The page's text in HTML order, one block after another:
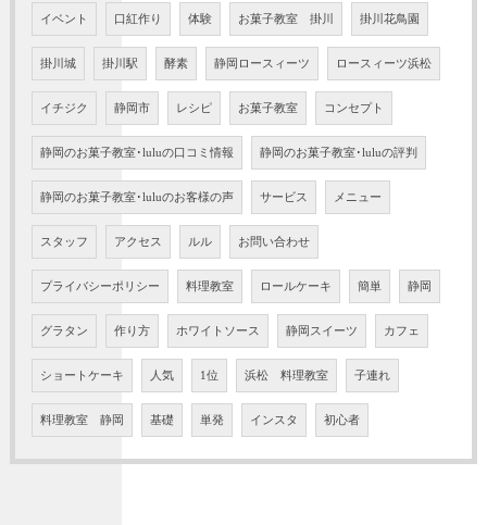
イベント 口紅作り 体験 お菓子教室 掛川 掛川花鳥園
掛川城 掛川駅 酵素 静岡ロースィーツ ロースィーツ浜松
イチジク 静岡市 レシピ お菓子教室 コンセプト
静岡のお菓子教室･luluの口コミ情報 静岡のお菓子教室･luluの評判
静岡のお菓子教室･luluのお客様の声 サービス メニュー
スタッフ アクセス ルル お問い合わせ
プライバシーポリシー 料理教室 ロールケーキ 簡単 静岡
グラタン 作り方 ホワイトソース 静岡スイーツ カフェ
ショートケーキ 人気 1位 浜松 料理教室 子連れ
料理教室 静岡 基礎 単発 インスタ 初心者